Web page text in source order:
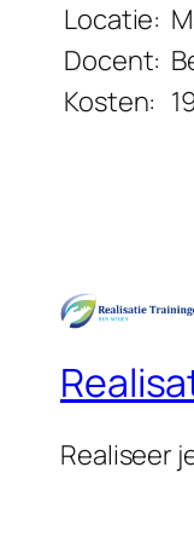
Locatie:
Docent:
Kosten:
Realiseer